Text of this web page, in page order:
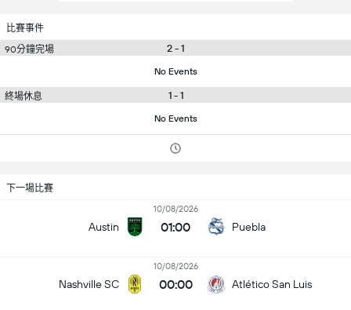
比賽事件
90分鐘完場
2 - 1
No Events
終場休息 1 - 1
No Events
下一場比賽
Austin
10/08/2026
01:00 Puebla
Nashville SC
10/08/2026
00:00 Atlético San Luis